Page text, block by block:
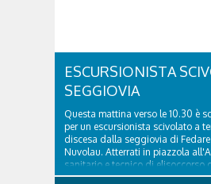
ESCURSIONISTA
SEGGIOVIA
Questa mattina verso le 10.30 è
per un escursionista scivolato a
discesa dalla seggiovia di
Nuvolau. Atterrati in piazzola
sanitario e tecnico di elisoccorso
raggiunto il 74enne di Teolo...